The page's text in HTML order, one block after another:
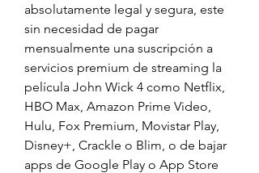
absolutamente legal y segura, este
sin necesidad de pagar
mensualmente una suscripción a
servicios premium de streaming la
película John Wick 4 como Netflix,
HBO Max, Amazon Prime Video,
Hulu, Fox Premium, Movistar Play,
Disney+, Crackle o Blim, o de bajar
apps de Google Play o App Store